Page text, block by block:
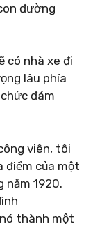
đường
có nhà xe đi
lâu phía
đám
viên, tôi
điểm của một
năm 1920.
thành một